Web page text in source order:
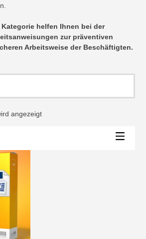
Kategorie helfen Ihnen bei der
zur präventiven
Arbeitsweise der Beschäftigten.
angezeigt